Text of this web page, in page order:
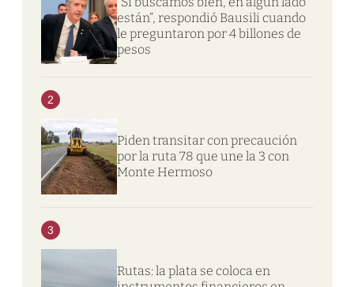
están”, respondió Bausili cuando
le preguntaron por 4 billones de
pesos
2
Piden transitar con precaución
por la ruta 78 que une la 3 con
Monte Hermoso
3
Rutas: la plata se coloca en